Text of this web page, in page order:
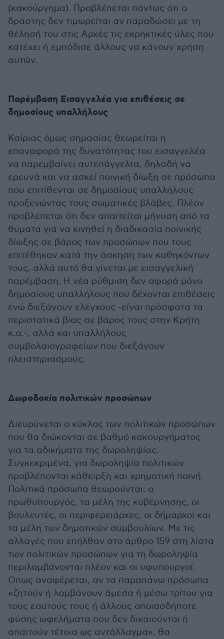
(κακούργημα). Προβλέπεται πάντως ότι ο
δράστης δεν τιμωρείται αν παραδώσει με τη
θέλησή του στις Αρχές τις εκρηκτικές ύλες που
κατέχει ή εμπόδισε άλλους να κάνουν χρήση
αυτών.
Παρέμβαση Εισαγγελέα για επιθέσεις σε
δημοσίους υπαλλήλους
Καίριας όμως σημασίας θεωρείται η
επαναφορά της δυνατότητας του εισαγγελέα
να παρεμβαίνει αυτεπάγγελτα, δηλαδή να
ερευνά και να ασκεί ποινική δίωξη σε πρόσωπα
που επιτίθενται σε δημοσίους υπαλλήλους
προξενώντας τους σωματικές βλάβες. Πλέον
προβλέπεται ότι δεν απαιτείται μήνυση από τα
θύματα για να κινηθεί η διαδικασία ποινικής
δίωξης σε βάρος των προσώπων που τους
επιτέθηκαν κατά την άσκηση των καθηκόντων
τους, αλλά αυτό θα γίνεται με εισαγγελική
παρέμβαση. Η νέα ρύθμιση δεν αφορά μόνο
δημοσίους υπαλλήλους που δέχονται επιθέσεις
ενώ διεξάγουν ελέγχους -είναι πρόσφατα τα
περιστατικά βίας σε βάρος τους στην Κρήτη
κ.α.-, αλλά και υπαλλήλους
συμβολαιογραφείων που διεξάγουν
πλειστηριασμούς.
Δωροδοκία πολιτικών προσώπων
Διευρύνεται ο κύκλος των πολιτικών προσώπων
που θα διώκονται σε βαθμό κακουργήματος
για τα αδικήματα της δωροληψίας.
Συγκεκριμένα, για δωροληψία πολιτικών
προβλέπονται κάθειρξη και χρηματική ποινή.
Πολιτικά πρόσωπα θεωρούνται: ο
πρωθυπουργός, τα μέλη της κυβέρνησης, οι
βουλευτές, οι περιφερειάρχες, οι δήμαρχοι και
τα μέλη των δημοτικών συμβουλίων. Με τις
αλλαγές που επήλθαν στο άρθρο 159 στη λίστα
των πολιτικών προσώπων για τη δωροληψία
περιλαμβάνονται πλέον και οι υφυπουργοί.
Οπως αναφέρεται, αν τα παραπάνω πρόσωπα
«ζητούν ή λαμβάνουν άμεσα ή μέσω τρίτου για
τους εαυτούς τους ή άλλους οποιασδήποτε
φύσης ωφελήματα που δεν δικαιούνται ή
απαιτούν τέτοια ως αντάλλαγμα», θα